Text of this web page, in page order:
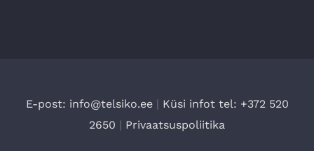
E-post: info@telsiko.ee| Küsi infot tel: +372 520
2650 | Privaatsuspoliitika